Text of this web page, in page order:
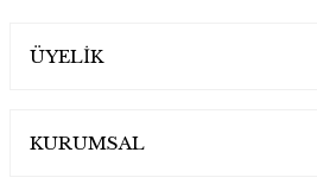
ÜYELİK
KURUMSAL